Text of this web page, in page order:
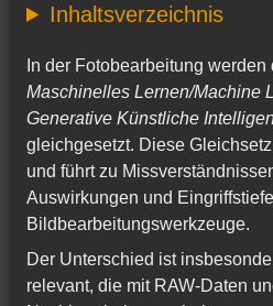
Inhaltsverzeichnis
In der Fotobearbeitung werden
Maschinelles Lernen/Machine
Generative Künstliche
gleichgesetzt. Diese
und führt zu
Auswirkungen und
Bildbearbeitungswerkzeuge.
Der Unterschied ist
relevant, die mit RAW-Daten